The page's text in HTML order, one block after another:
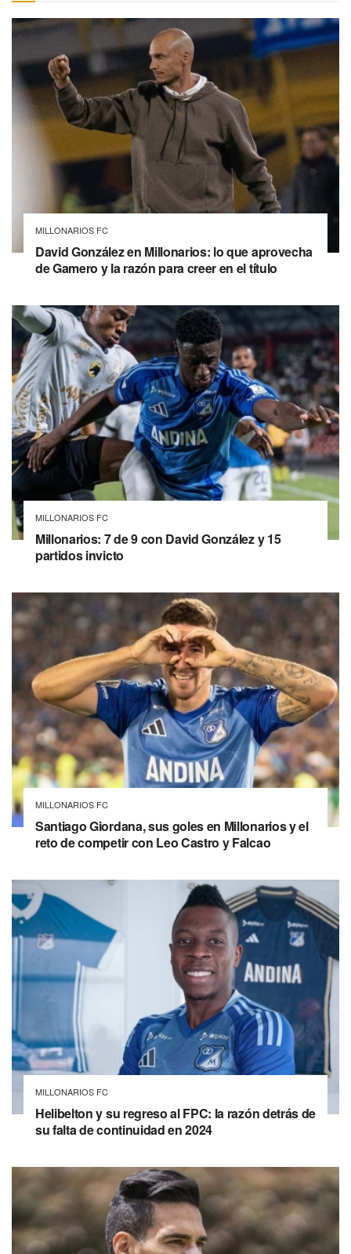
MILLONARIOS FC
David González en Millonarios: lo que aprovecha
de Gamero y la razón para creer en el título
MILLONARIOS FC
Millonarios: 7 de 9 con David González y 15
partidos invicto
MILLONARIOS FC
Santiago Giordana, sus goles en Millonarios y el
reto de competir con Leo Castro y Falcao
MILLONARIOS FC
Helibelton y su regreso al FPC: la razón detrás de
su falta de continuidad en 2024